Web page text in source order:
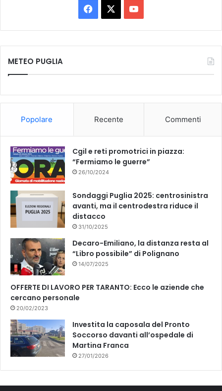
a
c
k
o
u
METEO PUGLIA
Popolare Recente Commenti
Cgil e reti promotrici in piazza:
“Fermiamo le guerre”
26/10/2024
Sondaggi Puglia 2025: centrosinistra
avanti, ma il centrodestra riduce il
distacco
31/10/2025
Decaro-Emiliano, la distanza resta al
“Libro possibile” di Polignano
14/07/2025
OFFERTE DI LAVORO PER TARANTO: Ecco le aziende che
cercano personale
20/02/2023
Investita la caposala del Pronto
Soccorso davanti all’ospedale di
Martina Franca
27/01/2026